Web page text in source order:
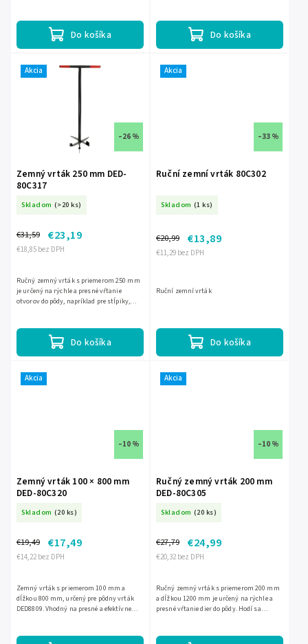
Do košíka Do košíka
Akcia
–26 %
Zemný vrták 250 mm DED-
80C317
Skladom (>20 ks)
€18,85 bez DPH
€31,59 €23,19
Do košíka
Ručný zemný vrták s priemerom 250 mm
je určený na rýchle a presné vŕtanie
otvorov do pôdy, napríklad pre stĺpiky,
Akcia
–33 %
Ruční zemní vrták 80C302
Skladom (1 ks)
€11,29 bez DPH
€20,99 €13,89
Do košíka
Ruční zemní vrták
Akcia
–10 %
Zemný vrták 100 × 800 mm
DED-80C320
Skladom (20 ks)
€14,22 bez DPH
€19,49 €17,49
Zemný vrták s priemerom 100 mm a
dĺžkou 800 mm, určený pre pôdny vrták
DED8809. Vhodný na presné a efektívne
Akcia
–10 %
Ručný zemný vrták 200 mm
DED-80C305
Skladom (20 ks)
€20,32 bez DPH
€27,79 €24,99
Ručný zemný vrták s priemerom 200 mm
a dĺžkou 1200 mm je určený na rýchle a
presné vŕtanie dier do pôdy. Hodí sa